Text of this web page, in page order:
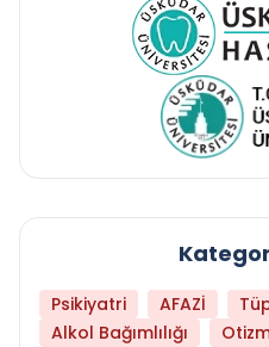
Psikiyatri AFAZİ
Alkol Bağımlılığı